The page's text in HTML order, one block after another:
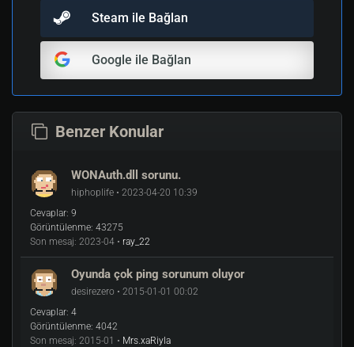
Steam ile Bağlan
Google ile Bağlan
Benzer Konular
WONAuth.dll sorunu.
hiphoplife • 2023-04-20 10:39
Cevaplar: 9
Görüntülenme: 43275
Son mesaj: 2023-04 • ray_22
Oyunda çok ping sorunum oluyor
desirezero • 2015-01-01 00:02
Cevaplar: 4
Görüntülenme: 4042
Son mesaj: 2015-01 • Mrs.xaRiyla